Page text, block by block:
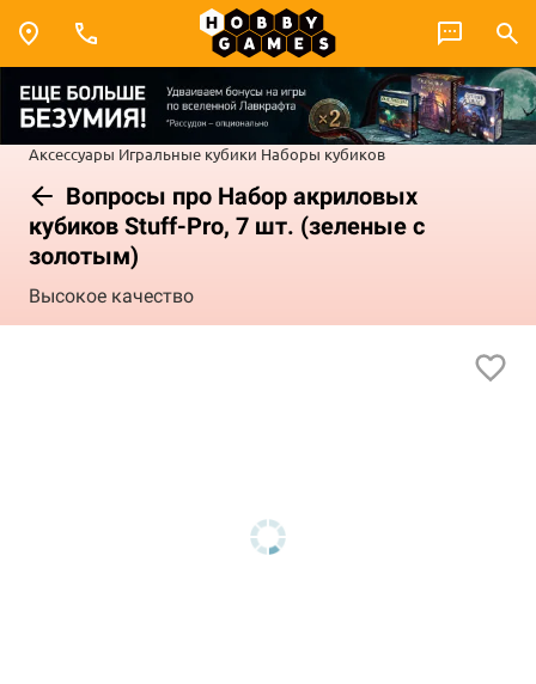
Аксессуары Игральные кубики Наборы кубиков
Вопросы про Набор акриловых
кубиков Stuff-Pro, 7 шт. (зеленые с
золотым)
Высокое качество